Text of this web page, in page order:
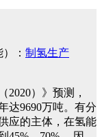
： 制氢生产
2020）》预测，
达9690万吨。有分
应的主体，在氢能